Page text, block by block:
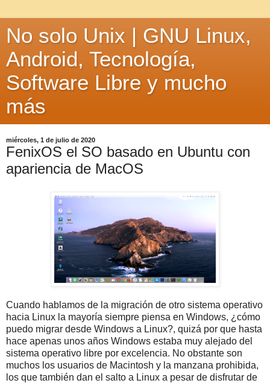
No solo Unix | GNU Linux,
Android, Tecnología,
Software Libre y mucho
más
miércoles, 1 de julio de 2020
FenixOS el SO basado en Ubuntu con
apariencia de MacOS
Cuando hablamos de la migración de otro sistema operativo
hacia Linux la mayoría siempre piensa en Windows, ¿cómo
puedo migrar desde Windows a Linux?, quizá por que hasta
hace apenas unos años Windows estaba muy alejado del
sistema operativo libre por excelencia. No obstante son
muchos los usuarios de Macintosh y la manzana prohibida,
los que también dan el salto a Linux a pesar de disfrutar de